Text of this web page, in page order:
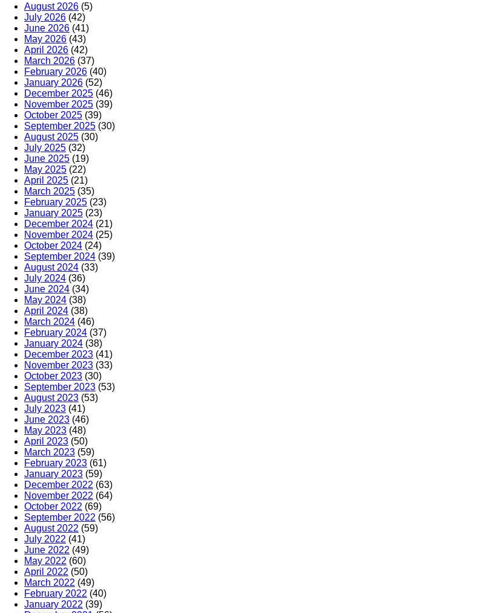
August 2026 (5)
July 2026 (42)
June 2026 (41)
May 2026 (43)
April 2026 (42)
March 2026 (37)
February 2026 (40)
January 2026 (52)
December 2025 (46)
November 2025 (39)
October 2025 (39)
September 2025 (30)
August 2025 (30)
July 2025 (32)
June 2025 (19)
May 2025 (22)
April 2025 (21)
March 2025 (35)
February 2025 (23)
January 2025 (23)
December 2024 (21)
November 2024 (25)
October 2024 (24)
September 2024 (39)
August 2024 (33)
July 2024 (36)
June 2024 (34)
May 2024 (38)
April 2024 (38)
March 2024 (46)
February 2024 (37)
January 2024 (38)
December 2023 (41)
November 2023 (33)
October 2023 (30)
September 2023 (53)
August 2023 (53)
July 2023 (41)
June 2023 (46)
May 2023 (48)
April 2023 (50)
March 2023 (59)
February 2023 (61)
January 2023 (59)
December 2022 (63)
November 2022 (64)
October 2022 (69)
September 2022 (56)
August 2022 (59)
July 2022 (41)
June 2022 (49)
May 2022 (60)
April 2022 (50)
March 2022 (49)
February 2022 (40)
January 2022 (39)